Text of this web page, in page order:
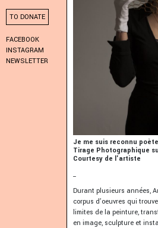
TO DONATE
FACEBOOK
INSTAGRAM
NEWSLETTER
Je me suis reconnu
Tirage Photographique
Courtesy de l'artiste
Durant plusieurs années,
corpus d’oeuvres qui
limites de la peinture,
en image, sculpture et